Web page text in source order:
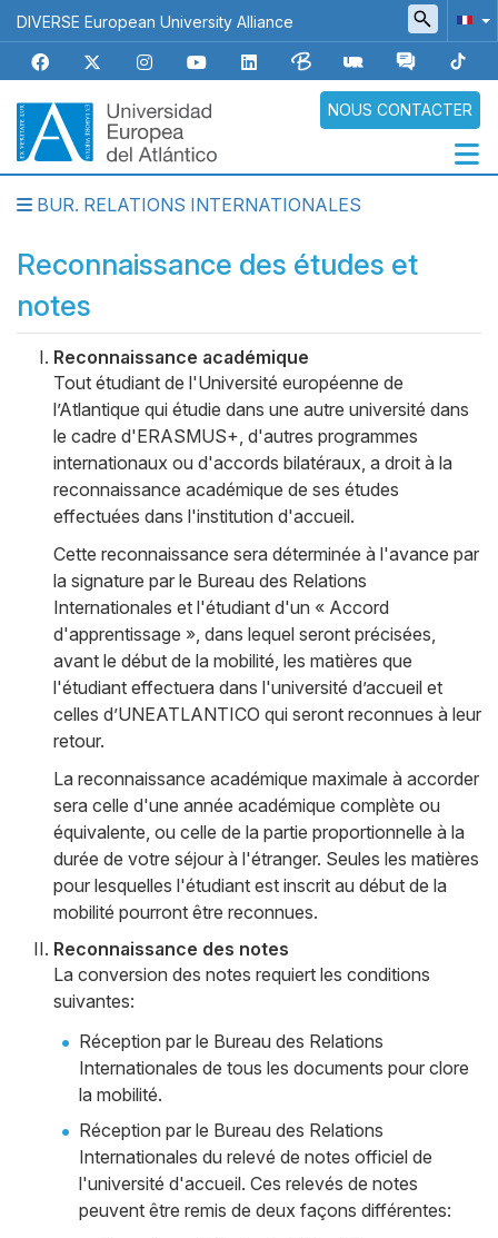
Aller
au
contenu
principal
DIVERSE European University Alliance
NOUS CONTACTER
Navegación
principal
BUR. RELATIONS INTERNATIONALES
Reconnaissance des études et
notes
Body
Reconnaissance académique
Tout étudiant de l'Université européenne de
l’Atlantique qui étudie dans une autre université dans
le cadre d'ERASMUS+, d'autres programmes
internationaux ou d'accords bilatéraux, a droit à la
reconnaissance académique de ses études
effectuées dans l'institution d'accueil.
Cette reconnaissance sera déterminée à l'avance par
la signature par le Bureau des Relations
Internationales et l'étudiant d'un « Accord
d'apprentissage », dans lequel seront précisées,
avant le début de la mobilité, les matières que
l'étudiant effectuera dans l'université d’accueil et
celles d’UNEATLANTICO qui seront reconnues à leur
retour.
La reconnaissance académique maximale à accorder
sera celle d'une année académique complète ou
équivalente, ou celle de la partie proportionnelle à la
durée de votre séjour à l'étranger. Seules les matières
pour lesquelles l'étudiant est inscrit au début de la
mobilité pourront être reconnues.
Reconnaissance des notes
La conversion des notes requiert les conditions
suivantes:
Réception par le Bureau des Relations
Internationales de tous les documents pour clore
la mobilité.
Réception par le Bureau des Relations
Internationales du relevé de notes officiel de
l'université d'accueil. Ces relevés de notes
peuvent être remis de deux façons différentes:
Galería